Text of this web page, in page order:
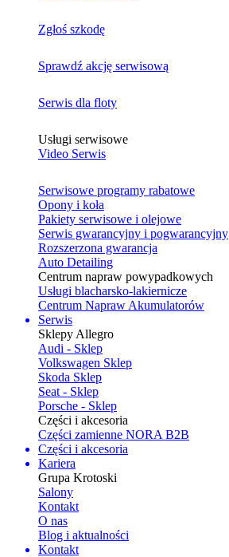
Zgłoś szkodę
Sprawdź akcję serwisową
Serwis dla floty
Usługi serwisowe
Video Serwis
Serwisowe programy rabatowe
Opony i koła
Pakiety serwisowe i olejowe
Serwis gwarancyjny i pogwarancyjny
Rozszerzona gwarancja
Auto Detailing
Centrum napraw powypadkowych
Usługi blacharsko-lakiernicze
Centrum Napraw Akumulatorów
Serwis
Sklepy Allegro
Audi - Sklep
Volkswagen Sklep
Skoda Sklep
Seat - Sklep
Porsche - Sklep
Części i akcesoria
Części zamienne NORA B2B
Części i akcesoria
Kariera
Grupa Krotoski
Salony
Kontakt
O nas
Blog i aktualności
Kontakt